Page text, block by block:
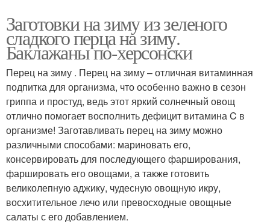
Заготовки на зиму из зеленого
сладкого перца на зиму.
Баклажаны по-херсонски
Перец на зиму . Перец на зиму – отличная витаминная
подпитка для организма, что особенно важно в сезон
гриппа и простуд, ведь этот яркий солнечный овощ
отлично помогает восполнить дефицит витамина C в
организме! Заготавливать перец на зиму можно
различными способами: мариновать его,
консервировать для последующего фарширования,
фаршировать его овощами, а также готовить
великолепную аджику, чудесную овощную икру,
восхитительное лечо или превосходные овощные
салаты с его добавлением.